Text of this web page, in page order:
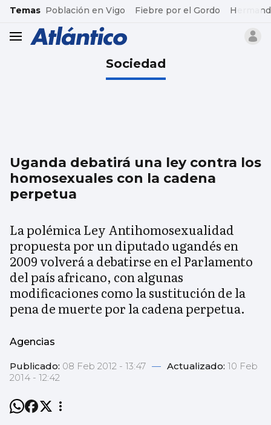
common.go-to-content
Temas Población en Vigo Fiebre por el Gordo
header.menu.open
Sociedad
Uganda debatirá una ley contra los
homosexuales con la cadena
perpetua
La polémica Ley Antihomosexualidad
propuesta por un diputado ugandés en
2009 volverá a debatirse en el Parlamento
del país africano, con algunas
modificaciones como la sustitución de la
pena de muerte por la cadena perpetua.
Agencias
Publicado: 08 Feb 2012 - 13:47 — Actualizado: 10 Feb
2014 - 12:42